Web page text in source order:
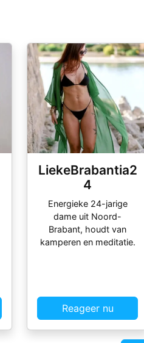
LiekeBrabantia2
4
Energieke 24-jarige
dame uit Noord-
Brabant, houdt van
kamperen en meditatie.
Reageer nu